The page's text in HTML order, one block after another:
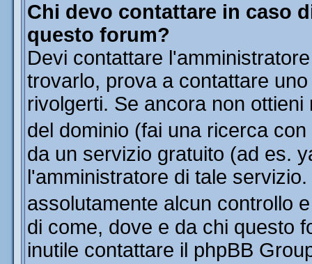
Chi devo contattare in caso
questo forum?
Devi contattare
trovarlo, prova a contattare
rivolgerti. Se ancora non
del dominio (fai una ricerca
da un servizio gratuito (ad es.
l'amministratore di tale
assolutamente alcun controllo
di come, dove e da chi questo
inutile contattare il phpBB